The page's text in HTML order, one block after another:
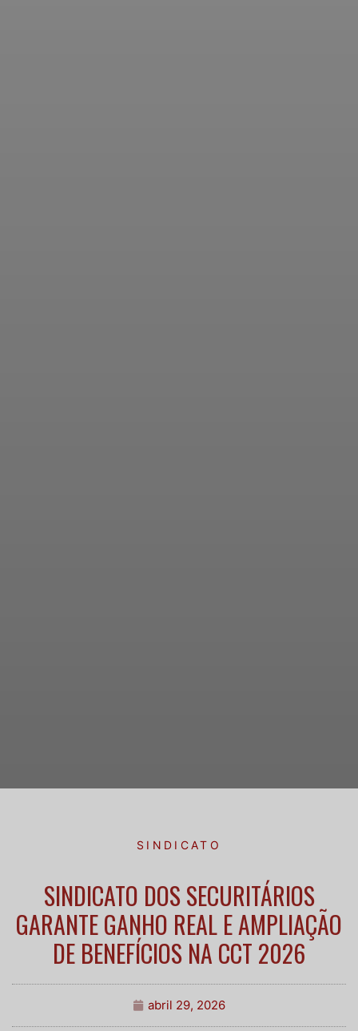
SINDICATO
SINDICATO DOS SECURITÁRIOS
GARANTE GANHO REAL E AMPLIAÇÃO
DE BENEFÍCIOS NA CCT 2026
abril 29, 2026